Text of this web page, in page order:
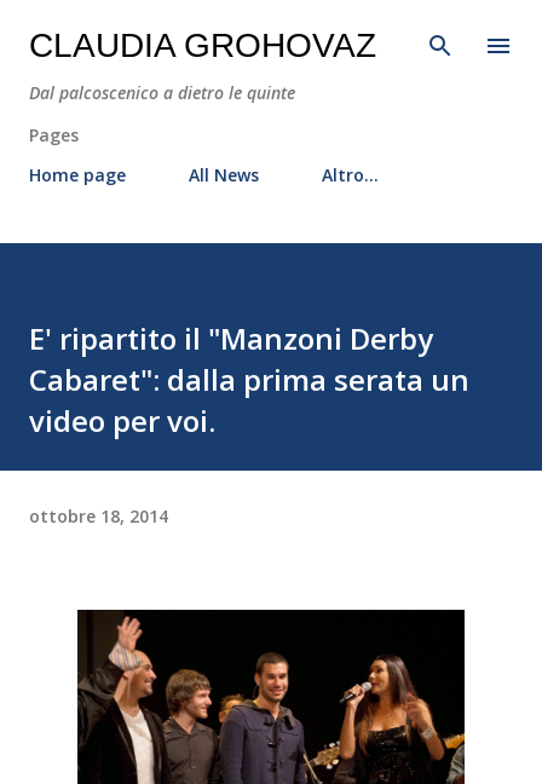
Passa ai contenuti principali
CLAUDIA GROHOVAZ
Dal palcoscenico a dietro le quinte
Pages
Home page
All News Altro…
E' ripartito il "Manzoni Derby
Cabaret": dalla prima serata un
video per voi.
ottobre 18, 2014